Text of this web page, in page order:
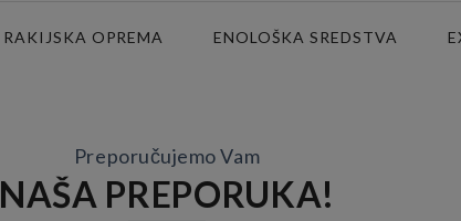
RAKIJSKA OPREMA ENOLOŠKA SREDSTVA
Preporučujemo Vam
NAŠA PREPORUKA!